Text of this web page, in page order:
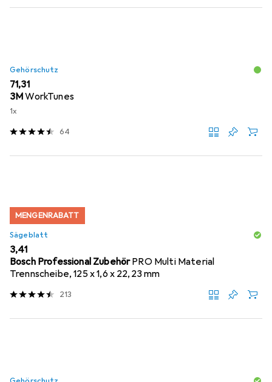
Gehörschutz
EUR
71,31
3MWorkTunes
1x
64
MENGENRABATT
Sägeblatt
EUR
3,41
Bosch Professional ZubehörPRO Multi Material
Trennscheibe, 125 x 1,6 x 22,23 mm
213